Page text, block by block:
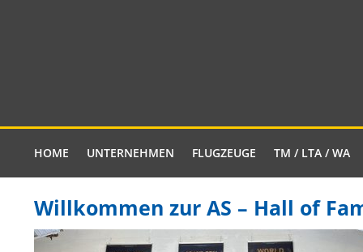
HOME UNTERNEHMEN FLUGZEUGE TM / LTA / WA
Willkommen zur AS – Hall of